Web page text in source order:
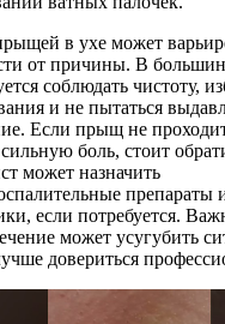
в ухе может
от причины. В
соблюдать чистоту,
и не пытаться
Если прыщ не
боль, стоит
может назначить
препараты
если потребуется.
может усугубить
довериться